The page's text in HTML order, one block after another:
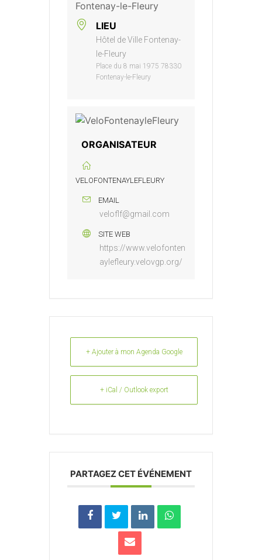
LIEU
Hôtel de Ville Fontenay-
le-Fleury
Place du 8 mai 1975 78330
Fontenay-le-Fleury
ORGANISATEUR
VELOFONTENAYLEFLEURY
EMAIL
veloflf@gmail.com
SITE WEB
https://www.velofonten
aylefleury.velovgp.org/
+ Ajouter à mon Agenda Google
+ iCal / Outlook export
PARTAGEZ CET ÉVÉNEMENT